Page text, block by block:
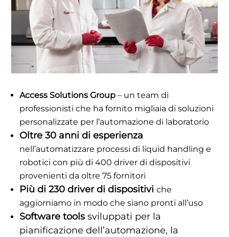
Access Solutions Group – un team di
professionisti che ha fornito migliaia di soluzioni
personalizzate per l’automazione di laboratorio
Oltre 30 anni di esperienza
nell’automatizzare processi di liquid handling e
robotici con più di 400 driver di dispositivi
provenienti da oltre 75 fornitori
Più di 230 driver di dispositiviche
aggiorniamo in modo che siano pronti all’uso
Software tools sviluppati per la
pianificazione dell’automazione, la